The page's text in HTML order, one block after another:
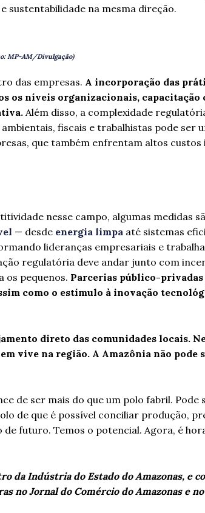
sustentabilidade na mesma direção.
MP-AM/Divulgação)
das empresas. A incorporação das
os níveis organizacionais,
Além disso, a complexidade
fiscais e trabalhistas pode ser
que também enfrentam altos
nesse campo, algumas medidas
— desde energia limpa até sistemas
lideranças empresariais e
regulatória deve andar junto com
os pequenos. Parcerias público-
como o estímulo à inovação
direto das comunidades locais.
vive na região. A Amazônia não pode
de ser mais do que um polo fabril.
de que é possível conciliar produção,
de futuro. Temos o potencial. Agora, é
da Indústria do Estado do Amazonas, e
no Jornal do Comércio do Amazonas e no